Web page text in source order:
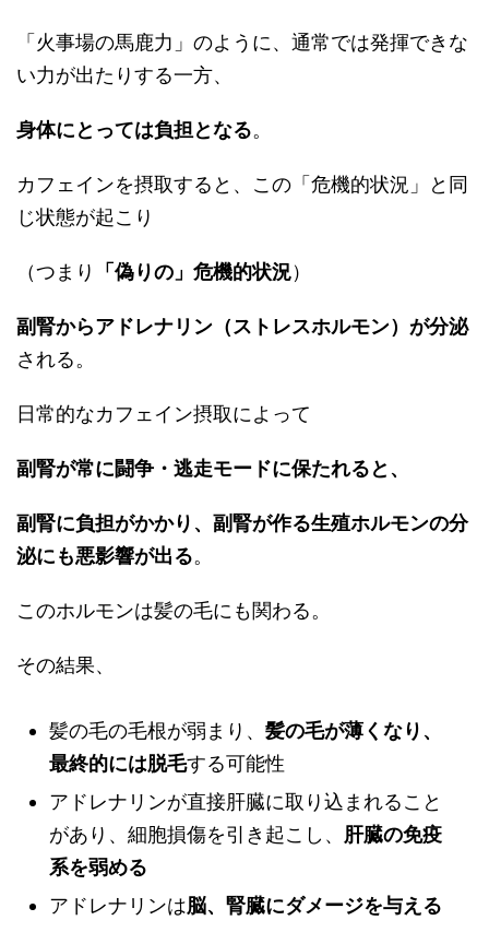
「火事場の馬鹿力」のように、通常では発揮できな
い力が出たりする一方、
身体にとっては負担となる。
カフェインを摂取すると、この「危機的状況」と同
じ状態が起こり
（つまり 「偽りの」危機的状況）
副腎からアドレナリン（ストレスホルモン）が分泌
される。
日常的なカフェイン摂取によって
副腎が常に闘争・逃走モードに保たれると、
副腎に負担がかかり、副腎が作る生殖ホルモンの分
泌にも悪影響が出る。
このホルモンは髪の毛にも関わる。
その結果、
髪の毛の毛根が弱まり、 髪の毛が薄くなり、
最終的には脱毛する可能性
アドレナリンが直接肝臓に取り込まれること
があり、細胞損傷を引き起こし、 肝臓の免疫
系を弱める
アドレナリンは脳、腎臓にダメージを与える